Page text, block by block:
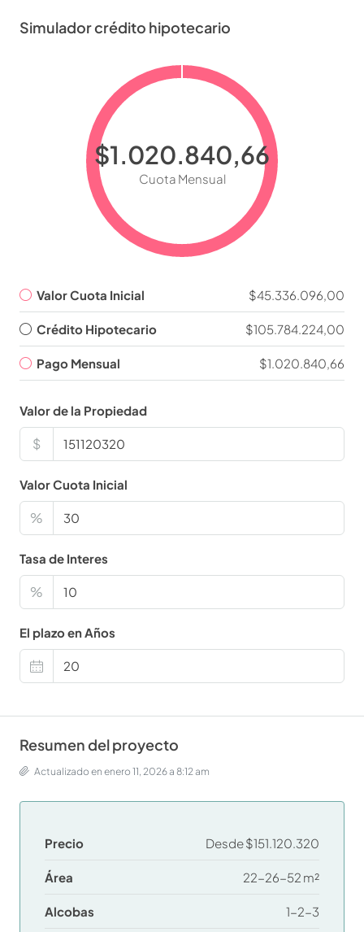
Simulador crédito hipotecario
$1.020.840,66
Cuota Mensual
Valor Cuota Inicial $45.336.096,00
Crédito Hipotecario $105.784.224,00
Pago Mensual $1.020.840,66
Valor de la Propiedad
$
Valor Cuota Inicial
%
Tasa de Interes
%
El plazo en Años
Resumen del proyecto
Actualizado en enero 11, 2026 a 8:12 am
Precio Desde$151.120.320
Área 22-26-52 m²
Alcobas 1-2-3